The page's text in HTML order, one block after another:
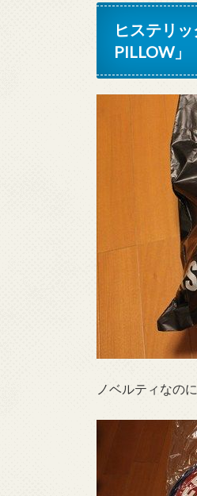
ヒステリ
PILLOW」
ノベルティなの